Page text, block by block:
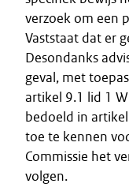
verzoek om een
Vaststaat dat er
Desondanks
geval, met
artikel 9.1 lid 1
bedoeld in
toe te kennen
Commissie het
volgen.